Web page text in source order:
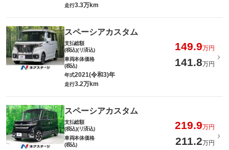
走行3.3万km
スペーシアカスタム
支払総額
(税込)(リ済込)
149.9万円
車両本体価格
(税込)
141.8万円
年式2021(令和3)年
走行3.2万km
スペーシアカスタム
支払総額
(税込)(リ済込)
219.9万円
車両本体価格
(税込)
211.2万円